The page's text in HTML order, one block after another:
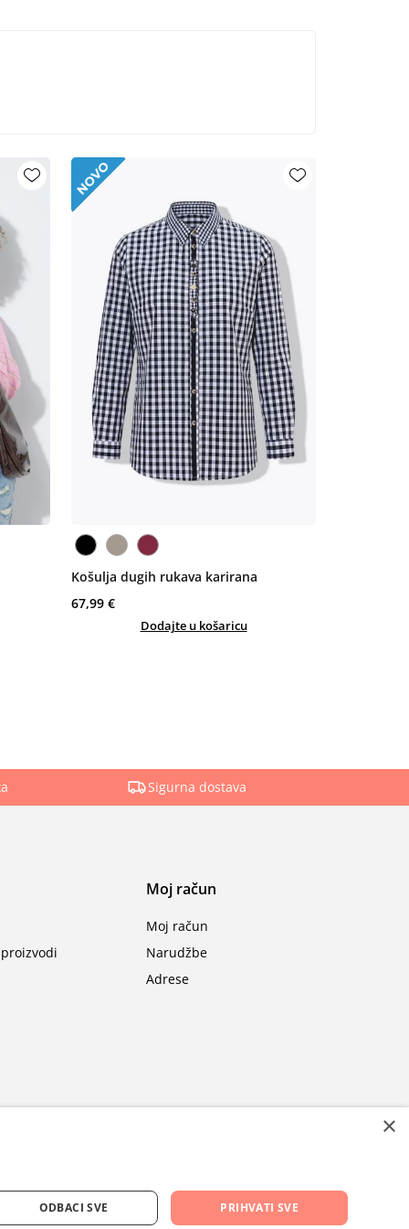
Košulja dugih rukava karirana
67,99 €
Dodajte u košaricu
Sigurna dostava
Moj račun
Moj račun
Narudžbe
Adrese
×
PRIHVATI SVE
ODBACI SVE